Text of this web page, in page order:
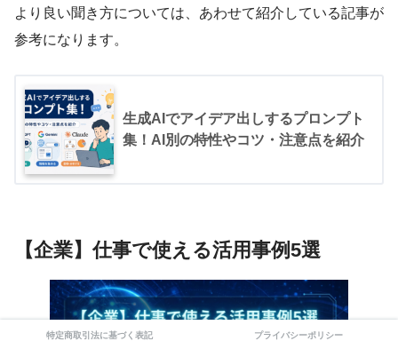
より良い聞き方については、あわせて紹介している記事が
参考になります。
生成AIでアイデア出しするプロンプト
集！AI別の特性やコツ・注意点を紹介
【企業】仕事で使える活用事例5選
特定商取引法に基づく表記 プライバシーポリシー